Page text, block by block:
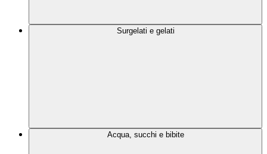
Surgelati e gelati
Acqua, succhi e bibite